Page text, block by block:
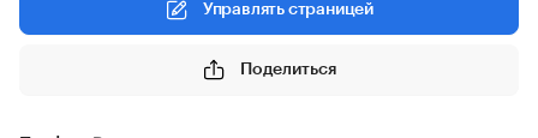
Управлять страницей
Поделиться